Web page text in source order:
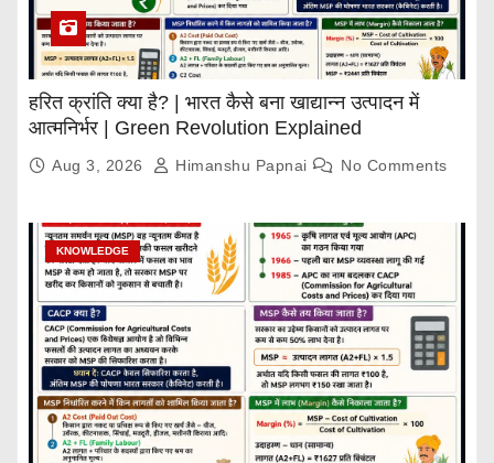
हरित क्रांति क्या है? | भारत कैसे बना खाद्यान्न उत्पादन में
आत्मनिर्भर | Green Revolution Explained
Aug 3, 2026 Himanshu Papnai No Comments
KNOWLEDGE